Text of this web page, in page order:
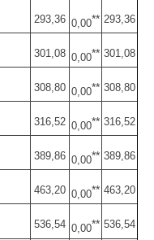
293,36 0,00** 293,36
301,08 0,00** 301,08
308,80 0,00** 308,80
316,52 0,00** 316,52
389,86 0,00** 389,86
463,20 0,00** 463,20
536,54 0,00** 536,54